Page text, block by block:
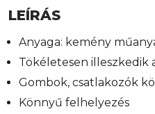
LEÍRÁS
Anyaga: kemény
Tökéletesen illeszkedik
Gombok, csatlakozók
Könnyű felhelyezés